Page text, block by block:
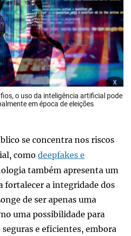
x
o uso da inteligência artificial pode
em época de eleições
se concentra nos riscos
como deepfakes e
também apresenta um
fortalecer a integridade dos
de ser apenas uma
uma possibilidade para
e eficientes, embora